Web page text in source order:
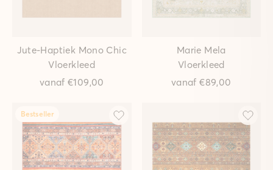
Jute-Haptiek Mono Chic
Vloerkleed
vanaf€109,00
Marie Mela
Vloerkleed
vanaf€89,00
Bestseller